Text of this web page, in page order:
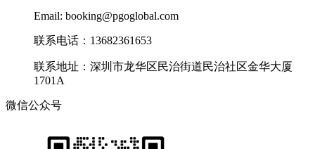
Email: booking@pgoglobal.com
联系电话：13682361653
联系地址：深圳市龙华区民治街道民治社区金华大厦
1701A
微信公众号